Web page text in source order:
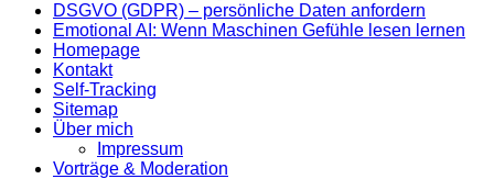
DSGVO (GDPR) – persönliche Daten anfordern
Emotional AI: Wenn Maschinen Gefühle lesen lernen
Homepage
Kontakt
Self-Tracking
Sitemap
Über mich
Impressum
Vorträge & Moderation